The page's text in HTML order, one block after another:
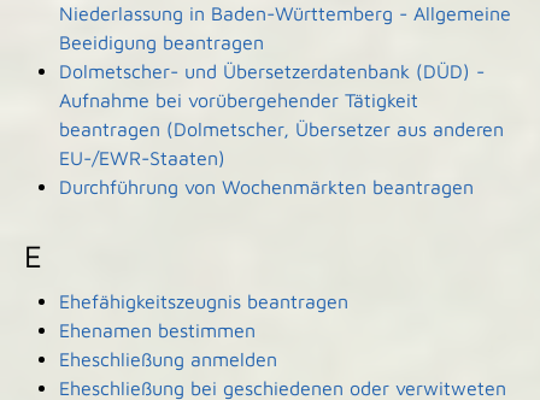
Niederlassung in Baden-Württemberg - Allgemeine
Beeidigung beantragen
Dolmetscher- und Übersetzerdatenbank (DÜD) -
Aufnahme bei vorübergehender Tätigkeit
beantragen (Dolmetscher, Übersetzer aus anderen
EU-/EWR-Staaten)
Durchführung von Wochenmärkten beantragen
E
Ehefähigkeitszeugnis beantragen
Ehenamen bestimmen
Eheschließung anmelden
Eheschließung bei geschiedenen oder verwitweten